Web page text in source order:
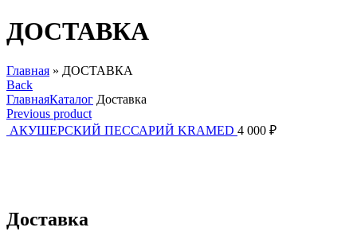
ДОСТАВКА
Главная » ДОСТАВКА
Back
ГлавнаяКаталог Доставка
Previous product
АКУШЕРСКИЙ ПЕССАРИЙ KRAMED 4 000 ₽
Доставка